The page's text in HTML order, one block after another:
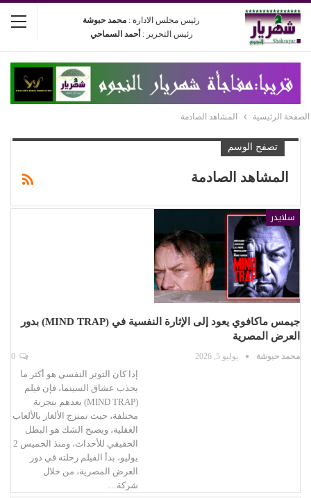
رئيس مجلس الادارة : محمد حبوشة
رئيس التحرير : أحمد السماحي
الصفحة الرئيسية المشاهد الصادمة
تصفح الوسم
المشاهد الصادمة
سلايدر
جيمس ماكافوي يعود إلى الإثارة النفسية في (MIND TRAP) بدور
العرض المصرية
محمد حبوشة يوليو 5, 2026
إذا كان التوتر النفسي هو أكثر ما
يجذب عشاق السينما، فإن فيلم
(MIND TRAP) يعدهم بتجربة
مختلفة، حيث تمتزج الألغاز بالألعاب
العقلية، ويصبح الشك هو البطل
الحقيقي للأحداث، ومنذ الخميس 2
يوليو، بدأ الفيلم رحلته في دور
العرض المصرية، من خلال
شركة…